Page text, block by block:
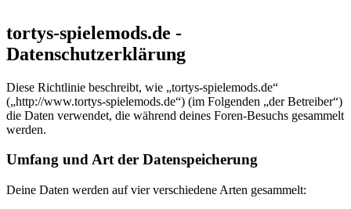
tortys-spielemods.de -
Datenschutzerklärung
Diese Richtlinie beschreibt, wie „tortys-spielemods.de“
(„http://www.tortys-spielemods.de“) (im Folgenden „der Betreiber“)
die Daten verwendet, die während deines Foren-Besuchs gesammelt
werden.
Umfang und Art der Datenspeicherung
Deine Daten werden auf vier verschiedene Arten gesammelt: